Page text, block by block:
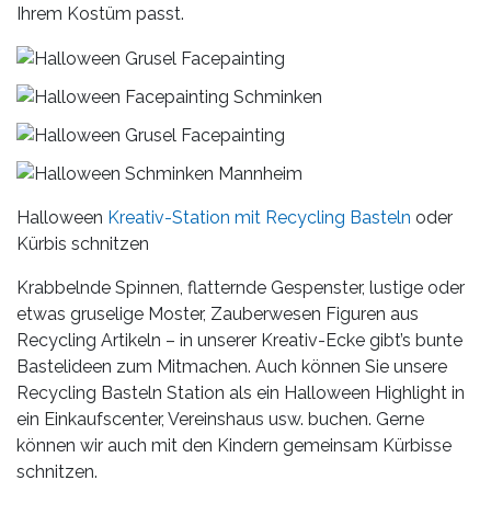
Ihrem Kostüm passt.
Halloween Kreativ-Station mit Recycling Basteln oder
Kürbis schnitzen
Krabbelnde Spinnen, flatternde Gespenster, lustige oder
etwas gruselige Moster, Zauberwesen Figuren aus
Recycling Artikeln – in unserer Kreativ-Ecke gibt’s bunte
Bastelideen zum Mitmachen. Auch können Sie unsere
Recycling Basteln Station als ein Halloween Highlight in
ein Einkaufscenter, Vereinshaus usw. buchen. Gerne
können wir auch mit den Kindern gemeinsam Kürbisse
schnitzen.